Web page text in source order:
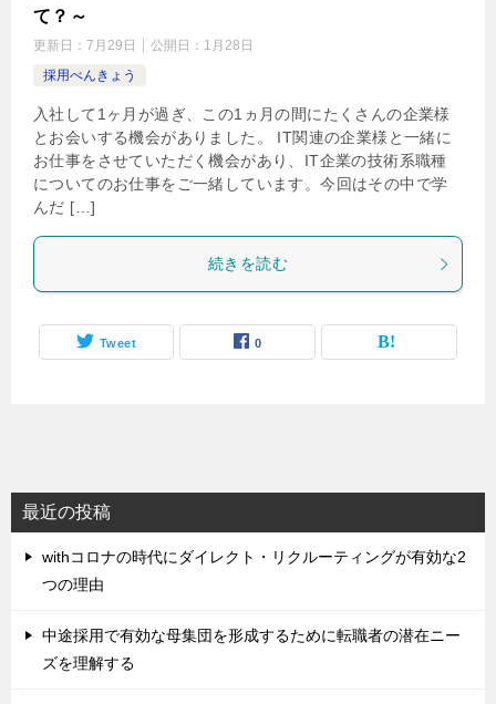
て？～
更新日： 7月29日 公開日： 1月28日
採用べんきょう
入社して1ヶ月が過ぎ、この1ヵ月の間にたくさんの企業様
とお会いする機会がありました。 IT関連の企業様と一緒に
お仕事をさせていただく機会があり、IT企業の技術系職種
についてのお仕事をご一緒しています。今回はその中で学
んだ […]
続きを読む
Tweet 0
最近の投稿
withコロナの時代にダイレクト・リクルーティングが有効な2
つの理由
中途採用で有効な母集団を形成するために転職者の潜在ニー
ズを理解する